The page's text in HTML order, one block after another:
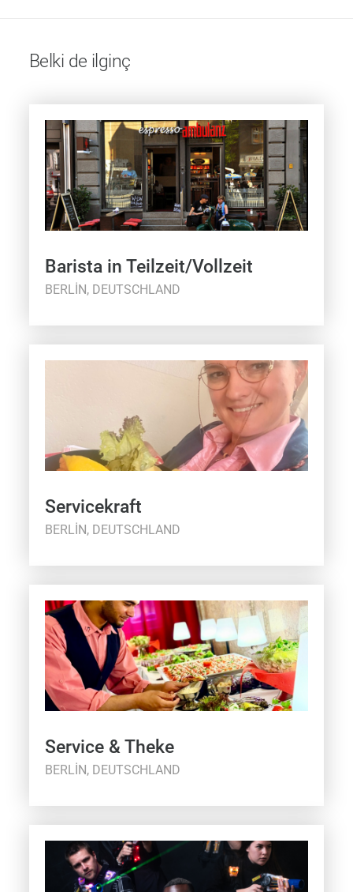
Belki de ilginç
Barista in Teilzeit/Vollzeit
BERLIN, DEUTSCHLAND
Servicekraft
BERLIN, DEUTSCHLAND
Service & Theke
BERLIN, DEUTSCHLAND